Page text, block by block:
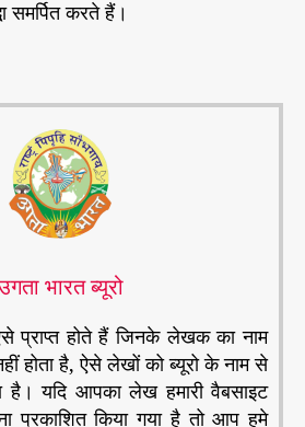
करते हैं।
भारत ब्यूरो
प्राप्त होते हैं जिनके लेखक का नाम
होता है, ऐसे लेखों को ब्यूरो के नाम से
है। यदि आपका लेख हमारी वैबसाइट
प्रकाशित किया गया है तो आप हमे